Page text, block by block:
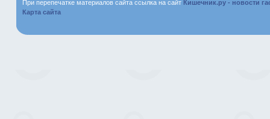
При перепечатке материалов сайта ссылка на сайт Кишечник.ру - новости
Карта сайта